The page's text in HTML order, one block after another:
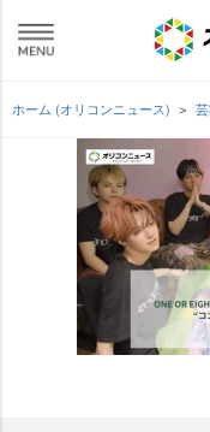
ホーム (オリコンニュース)